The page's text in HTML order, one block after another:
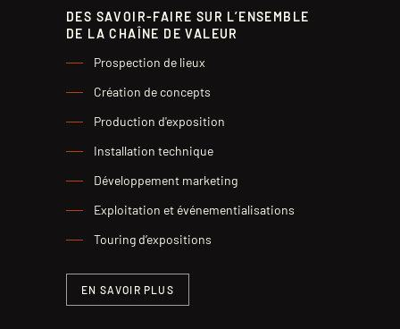
DES SAVOIR-FAIRE SUR L’ENSEMBLE
DE LA CHAÎNE DE VALEUR
Prospection de lieux
Création de concepts
Production d'exposition
Installation technique
Développement marketing
Exploitation et événementialisations
Touring d’expositions
EN SAVOIR PLUS